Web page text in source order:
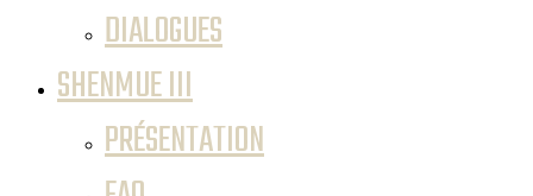
DIALOGUES
SHENMUE III
PRÉSENTATION